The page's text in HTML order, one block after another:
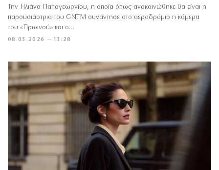
08.05.2026 — 13:28
Την Ηλιάνα Παπαγεωργίου, η οποία όπως ανακοινώθηκε θα είναι η
παρουσιάστρια του GNTM συνάντησε στο αεροδρόμιο η κάμερα
του «Πρωινού» και ο…